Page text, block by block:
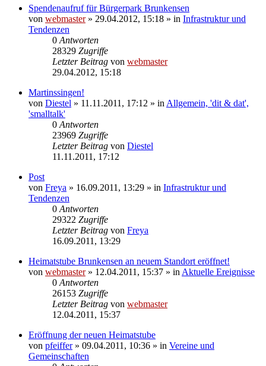
Spendenaufruf für Bürgerpark Brunkensen
von webmaster» 29.04.2012, 15:18 » in Infrastruktur und
Tendenzen
0 Antworten
28329 Zugriffe
Letzter Beitrag von webmaster
29.04.2012, 15:18
Martinssingen!
von Diestel » 11.11.2011, 17:12 » in Allgemein, 'dit & dat',
'smalltalk'
0 Antworten
23969 Zugriffe
Letzter Beitrag von Diestel
11.11.2011, 17:12
Post
von Freya » 16.09.2011, 13:29 » in Infrastruktur und
Tendenzen
0 Antworten
29322 Zugriffe
Letzter Beitrag von Freya
16.09.2011, 13:29
Heimatstube Brunkensen an neuem Standort eröffnet!
von webmaster» 12.04.2011, 15:37 » in Aktuelle Ereignisse
0 Antworten
26153 Zugriffe
Letzter Beitrag von webmaster
12.04.2011, 15:37
Eröffnung der neuen Heimatstube
von pfeiffer» 09.04.2011, 10:36 » in Vereine und
Gemeinschaften